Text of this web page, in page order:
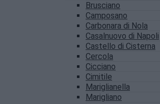
Brusciano
Camposano
Carbonara di Nola
Casalnuovo di Napoli
Castello di Cisterna
Cercola
Cicciano
Cimitile
Mariglianella
Marigliano